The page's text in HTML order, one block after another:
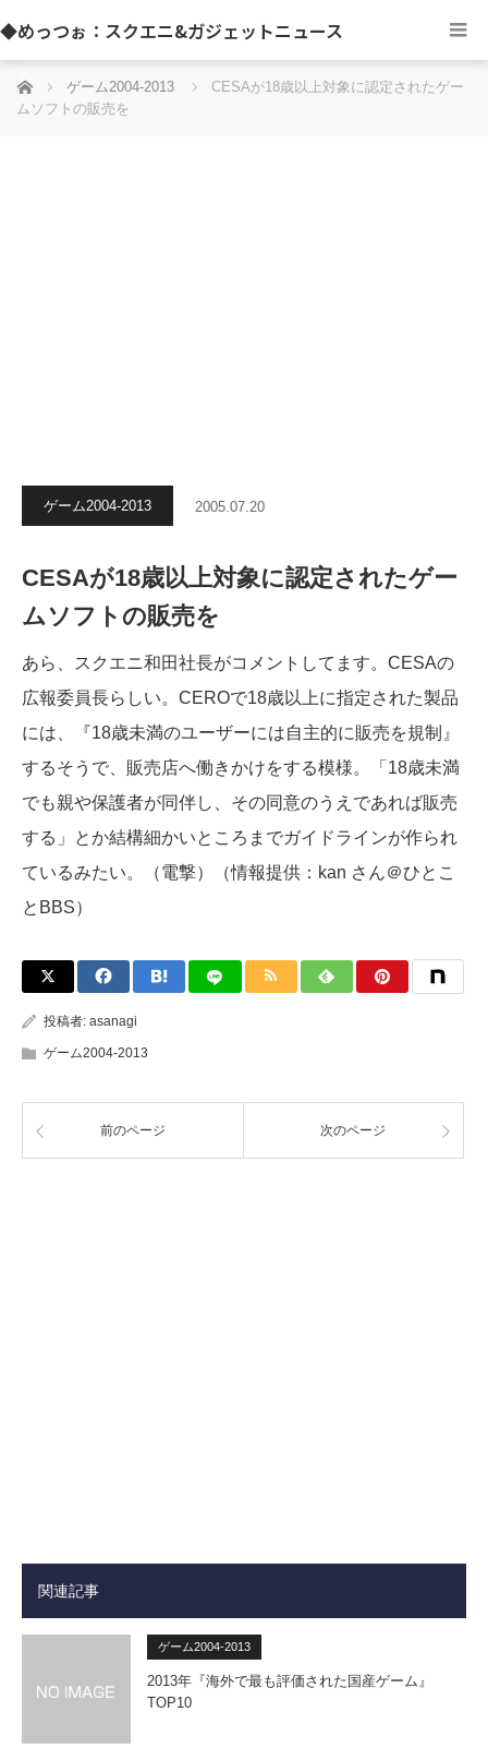
◆めっつぉ：スクエニ&ガジェットニュース
ホーム ゲーム2004-2013
CESAが18歳以上対象に認定されたゲー
ムソフトの販売を
ゲーム2004-2013 2005.07.20
CESAが18歳以上対象に認定されたゲー
ムソフトの販売を
あら、スクエニ和田社長がコメントしてます。CESAの
広報委員長らしい。CEROで18歳以上に指定された製品
には、『18歳未満のユーザーには自主的に販売を規制』
するそうで、販売店へ働きかけをする模様。「18歳未満
でも親や保護者が同伴し、その同意のうえであれば販売
する」とか結構細かいところまでガイドラインが作られ
ているみたい。（電撃）（情報提供：kan さん＠ひとこ
とBBS）
投稿者: asanagi
ゲーム2004-2013
前のページ 次のページ
関連記事
ゲーム2004-2013
2013年『海外で最も評価された国産ゲーム』
TOP10